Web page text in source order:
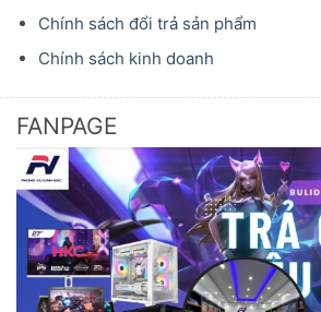
Chính sách đổi trả sản phẩm
Chính sách kinh doanh
FANPAGE